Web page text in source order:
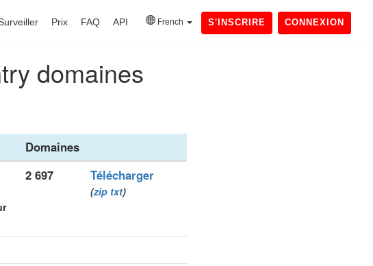
Prix FAQ API French S'INSCRIRE CONNEXION
domaines
Domaines
2 697 Télécharger
(zip txt)